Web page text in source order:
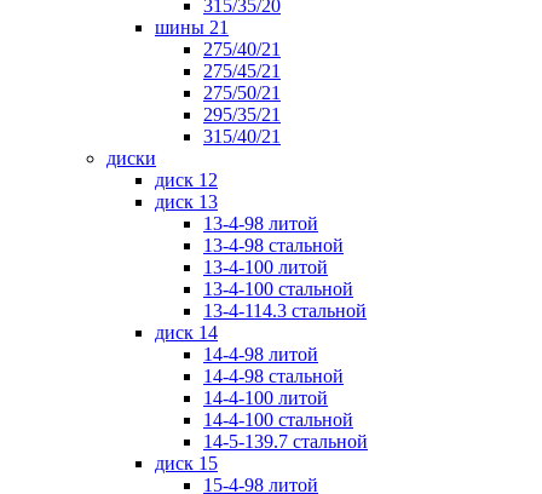
315/35/20
шины 21
275/40/21
275/45/21
275/50/21
295/35/21
315/40/21
диски
диск 12
диск 13
13-4-98 литой
13-4-98 стальной
13-4-100 литой
13-4-100 стальной
13-4-114.3 стальной
диск 14
14-4-98 литой
14-4-98 стальной
14-4-100 литой
14-4-100 стальной
14-5-139.7 стальной
диск 15
15-4-98 литой